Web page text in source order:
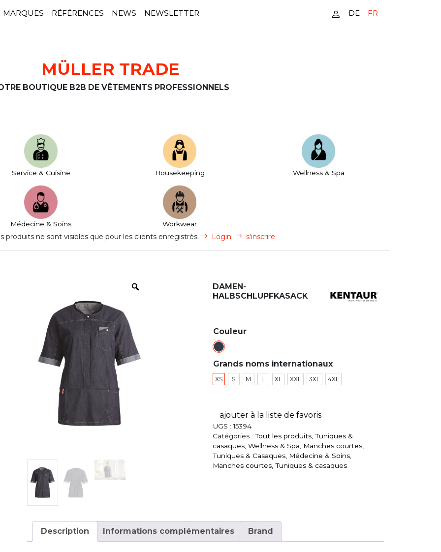
MARQUES RÉFÉRENCES NEWS NEWSLETTER DE FR
MÜLLER TRADE
BOUTIQUE B2B DE VÊTEMENTS PROFESSIONNELS
Service & Cuisine House­keeping Wellness & Spa
Médecine & Soins Workwear
produits ne sont visibles que pour les clients enregistrés. Login s'inscrire
DAMEN-
HALBSCHLUPFKASACK
Couleur
Grands noms internationaux
XS S M L XL XXL 3XL 4XL
ajouter à la liste de favoris
UGS :15394
Catégories : Tout les produits, Tuniques &
casaques, Wellness & Spa, Manches courtes,
Tuniques & Casaques, Médecine & Soins,
Manches courtes, Tuniques & casaques
Description Informations complémentaires Brand